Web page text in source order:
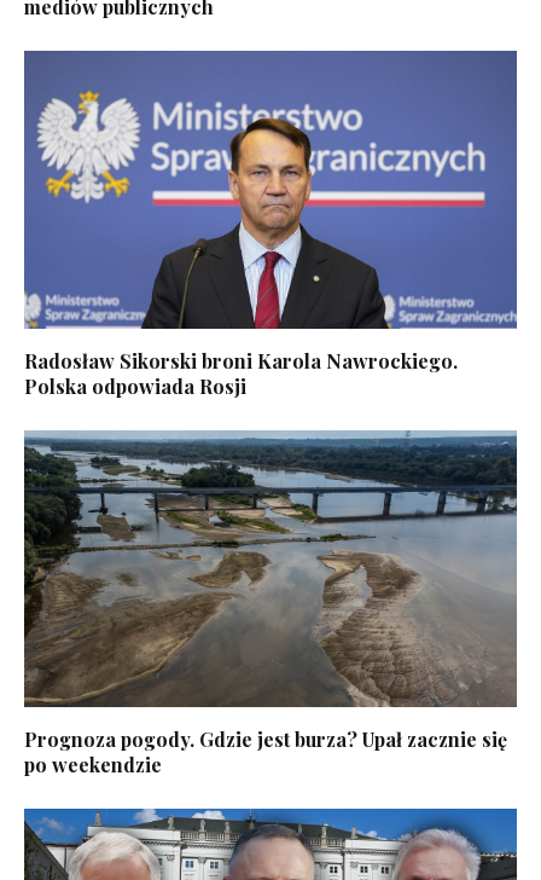
mediów publicznych
Radosław Sikorski broni Karola Nawrockiego.
Polska odpowiada Rosji
Prognoza pogody. Gdzie jest burza? Upał zacznie się
po weekendzie